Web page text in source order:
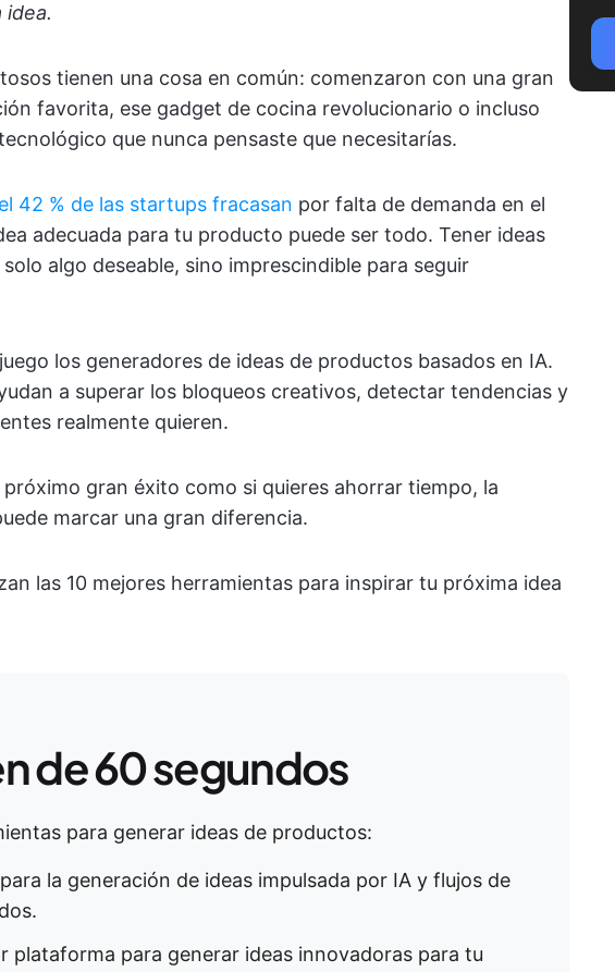
idea.
tienen una cosa en común: comenzaron con una gran
favorita, ese gadget de cocina revolucionario o incluso
que nunca pensaste que necesitarías.
el 42 % de las startups fracasan por falta de demanda en el
adecuada para tu producto puede ser todo. Tener ideas
algo deseable, sino imprescindible para seguir
los generadores de ideas de productos basados en IA.
a superar los bloqueos creativos, detectar tendencias y
realmente quieren.
gran éxito como si quieres ahorrar tiempo, la
marcar una gran diferencia.
las 10 mejores herramientas para inspirar tu próxima idea
de 60 segundos
para generar ideas de productos:
la generación de ideas impulsada por IA y flujos de
plataforma para generar ideas innovadoras para tu